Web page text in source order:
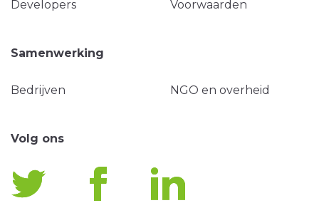
Developers Voorwaarden
Samenwerking
Bedrijven NGO en overheid
Volg ons